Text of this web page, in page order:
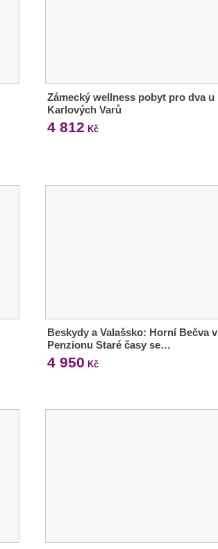
Zámecký wellness pobyt pro dva u
Karlových Varů
4 812 Kč
Beskydy a Valašsko: Horní Bečva v
Penzionu Staré časy se…
4 950 Kč